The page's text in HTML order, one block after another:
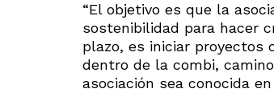
“El objetivo es que la
sostenibilidad para hacer
plazo, es iniciar proyectos
dentro de la combi,
asociación sea conocida